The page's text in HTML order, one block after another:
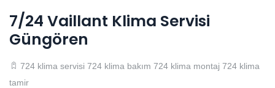
7/24 Vaillant Klima Servisi
Güngören
724 klima servisi 724 klima bakım 724 klima montaj 724 klima
tamir